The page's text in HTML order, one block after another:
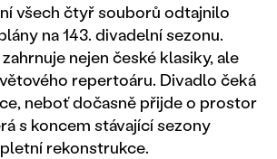
všech čtyř souborů odtajnilo
na 143. divadelní sezonu.
nejen české klasiky, ale
repertoáru. Divadlo čeká
neboť dočasně přijde o prostor
s koncem stávající sezony
rekonstrukce.